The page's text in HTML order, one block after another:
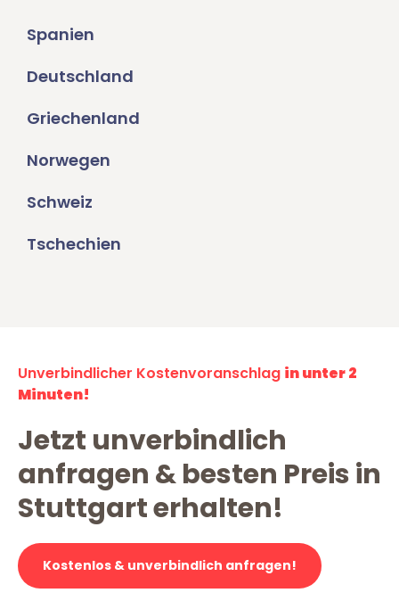
Spanien
Deutschland
Griechenland
Norwegen
Schweiz
Tschechien
Unverbindlicher Kostenvoranschlag in unter 2
Minuten!
Jetzt unverbindlich
anfragen & besten Preis in
Stuttgart erhalten!
Kostenlos & unverbindlich anfragen!